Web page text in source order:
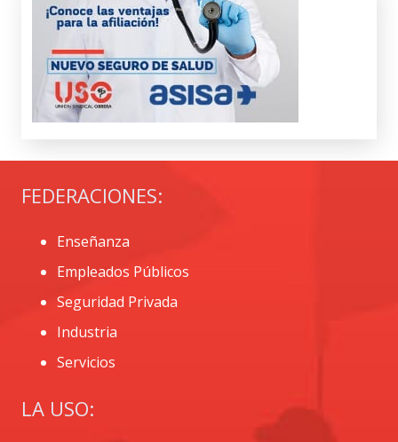
FEDERACIONES:
Enseñanza
Empleados Públicos
Seguridad Privada
Industria
Servicios
LA USO: